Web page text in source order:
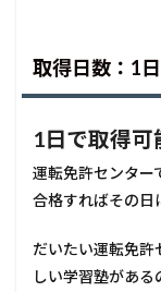
取得日数：1日
1日で取得可
運転免許センター
合格すればその日
だいたい運転免許
しい学習塾があ